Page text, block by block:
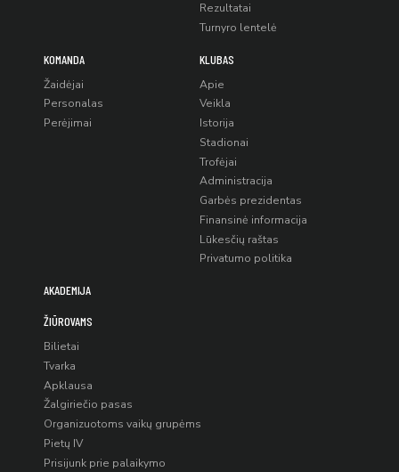
Rezultatai
Turnyro lentelė
KOMANDA
Žaidėjai
Personalas
Perėjimai
KLUBAS
Apie
Veikla
Istorija
Stadionai
Trofėjai
Administracija
Garbės prezidentas
Finansinė informacija
Lūkesčių raštas
Privatumo politika
AKADEMIJA
ŽIŪROVAMS
Bilietai
Tvarka
Apklausa
Žalgiriečio pasas
Organizuotoms vaikų grupėms
Pietų IV
Prisijunk prie palaikymo